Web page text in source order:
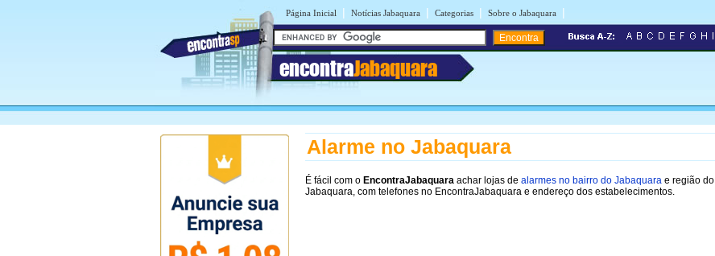
Página Inicial | Notícias Jabaquara | Categorias | Sobre o Jabaquara |
encontraJabaquara
Alarme no Jabaquara
É fácil com o EncontraJabaquara achar lojas de alarmes no bairro do Jabaquara e região do
Jabaquara, com telefones no EncontraJabaquara e endereço dos estabelecimentos.